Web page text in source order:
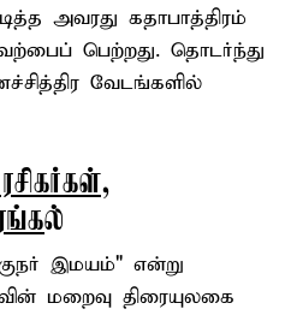
அவரது கதாபாத்திரம்
பெற்றது. தொடர்ந்து
வேடங்களில்
ல்
இமயம்" என்று
மறைவு திரையுலகை